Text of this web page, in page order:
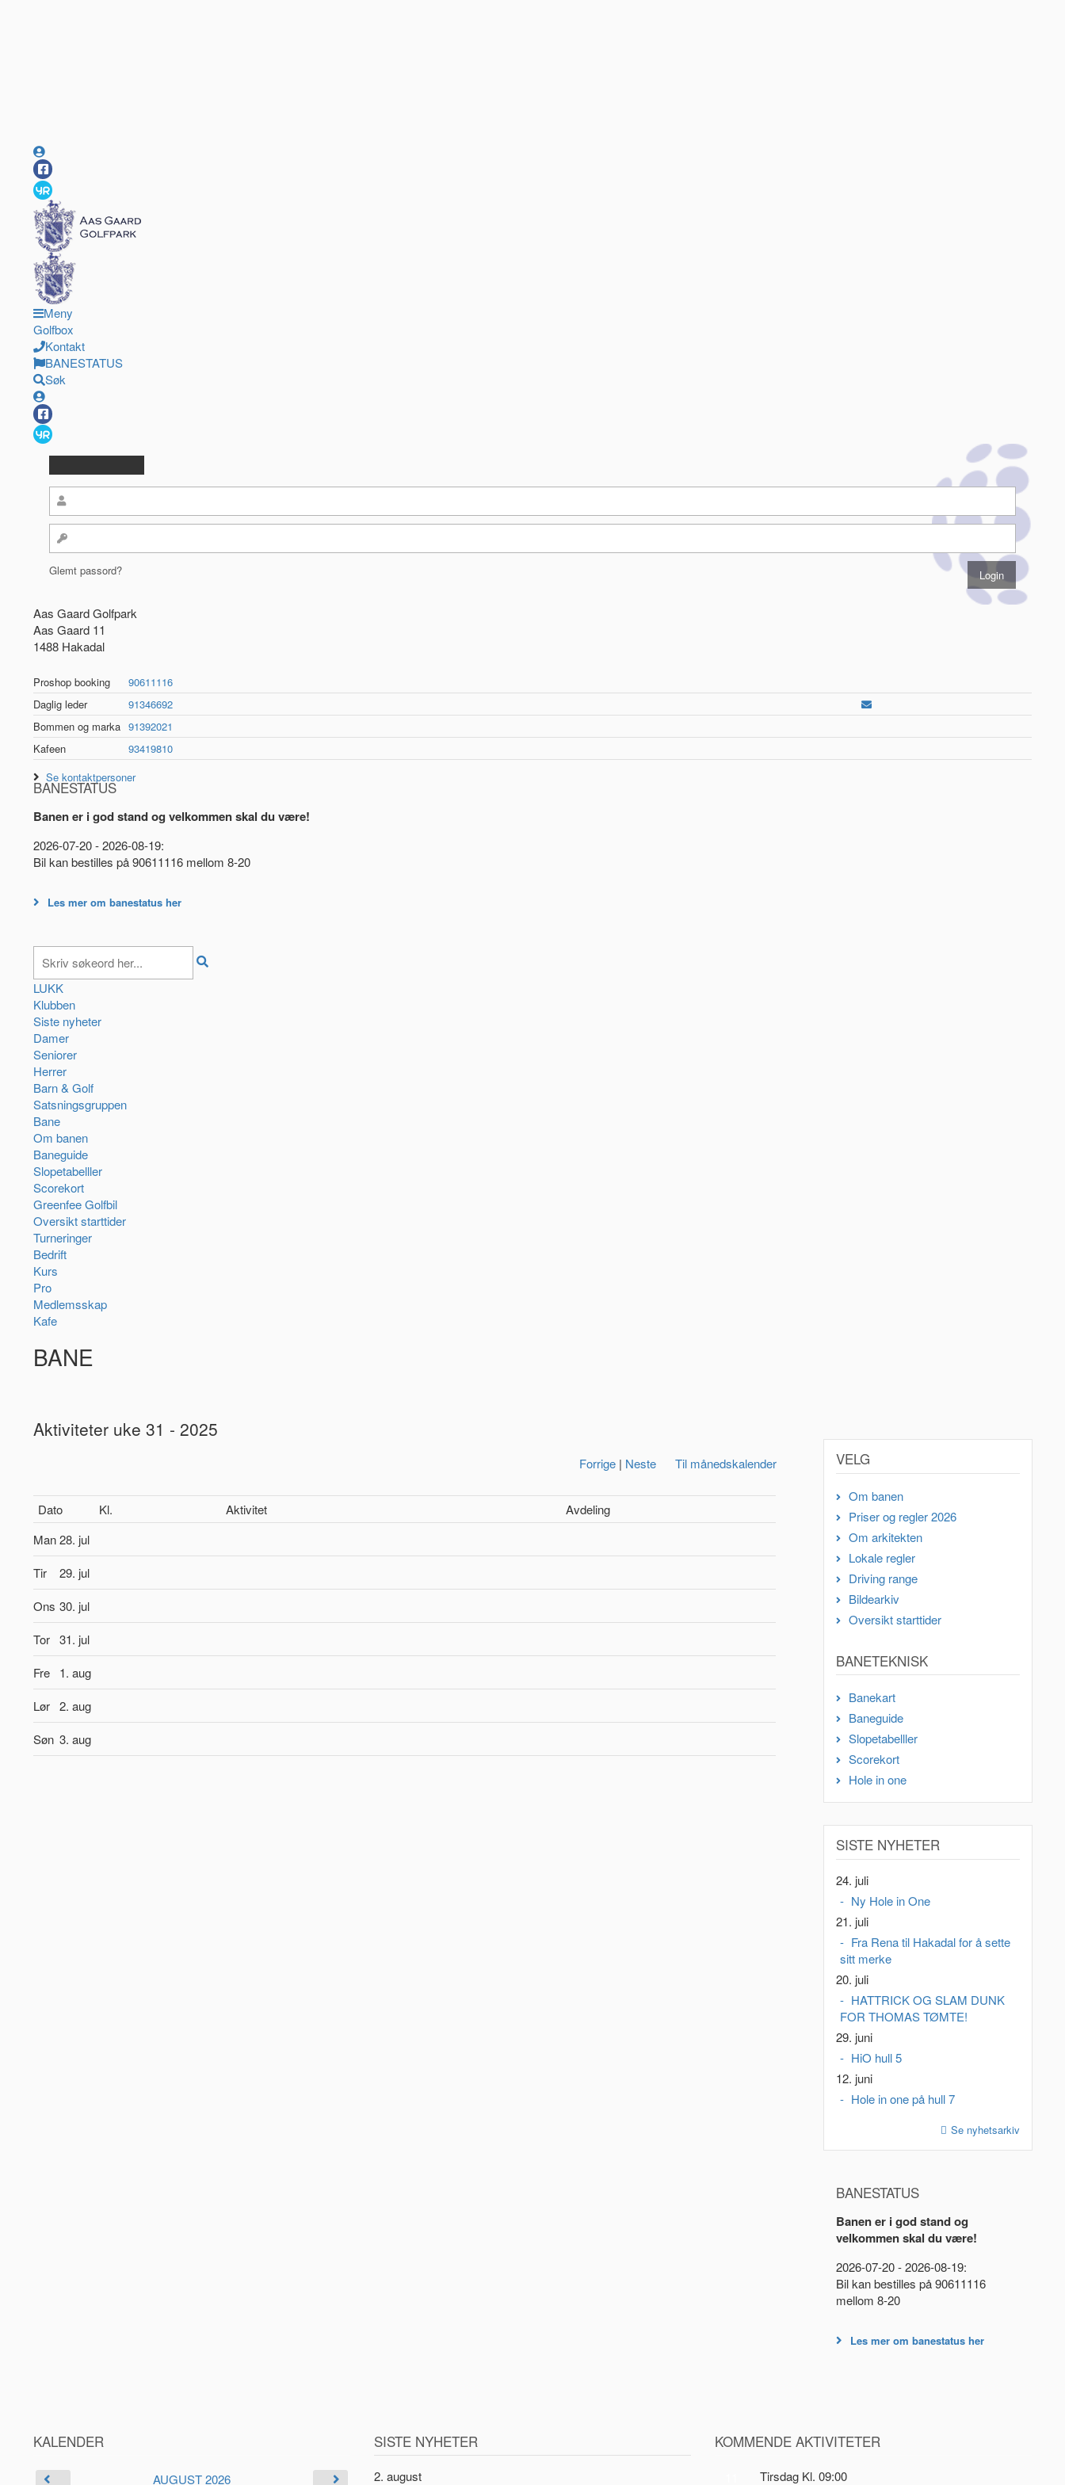
Meny
Golfbox
Kontakt
BANESTATUS
Søk
Glemt passord?
Aas Gaard Golfpark
Aas Gaard 11
1488 Hakadal
Proshop booking
90611116
Daglig leder
91346692
Bommen og marka 91392021
Kafeen
93419810
Se kontaktpersoner
BANESTATUS
Banen er i god stand og velkommen skal du være!
2026-07-20 - 2026-08-19:
Bil kan bestilles på 90611116 mellom 8-20
Les mer om banestatus her
LUKK
Klubben
Siste nyheter
Damer
Seniorer
Herrer
Barn & Golf
Satsningsgruppen
Bane
Om banen
Baneguide
Slopetabelller
Scorekort
Greenfee Golfbil
Oversikt starttider
Turneringer
Bedrift
Kurs
Pro
Medlemsskap
Kafe
BANE
Aktiviteter uke 31 - 2025
Forrige| Neste Til månedskalender
Dato Kl. Aktivitet
Avdeling
Man28. jul
Tir
29. jul
Ons 30. jul
Tor 31. jul
Fre
1. aug
Lør 2. aug
Søn 3. aug
VELG
Om banen
Priser og regler 2026
Om arkitekten
Lokale regler
Driving range
Bildearkiv
Oversikt starttider
BANETEKNISK
Banekart
Baneguide
Slopetabelller
Scorekort
Hole in one
SISTE NYHETER
24. juli
Ny Hole in One
21. juli
Fra Rena til Hakadal for å sette
sitt merke
20. juli
HATTRICK OG SLAM DUNK
FOR THOMAS TØMTE!
29. juni
HiO hull 5
12. juni
Hole in one på hull 7
Se nyhetsarkiv
BANESTATUS
Banen er i god stand og
velkommen skal du være!
2026-07-20 - 2026-08-19:
Bil kan bestilles på 90611116
mellom 8-20
Les mer om banestatus her
KALENDER
AUGUST 2026
SISTE NYHETER
2. august
KOMMENDE AKTIVITETER
Tirsdag Kl. 09:00